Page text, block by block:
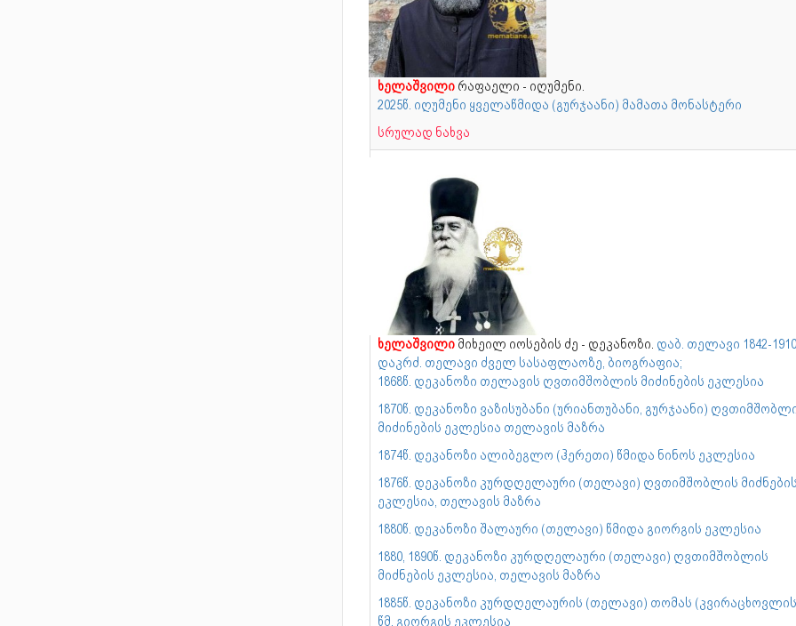
ხელაშვილირაფაელი - იღუმენი.
2025წ. იღუმენი ყველაწმიდა (გურჯაანი) მამათა მონასტერი
სრულად ნახვა
ხელაშვილიმიხეილ იოსების ძე - დეკანოზი. დაბ. თელავი 1842-
დაკრძ. თელავი ძველ სასაფლაოზე, ბიოგრაფია;
1868წ. დეკანოზი თელავის ღვთიმშობლის მიძინების ეკლესია
1870წ. დეკანოზი ვაზისუბანი (ურიანთუბანი, გურჯაანი)
მიძინების ეკლესია თელავის მაზრა
1874წ. დეკანოზი ალიბეგლო (ჰერეთი) წმიდა ნინოს ეკლესია
1876წ. დეკანოზი კურდღელაური (თელავი) ღვთიმშობლის
ეკლესია, თელავის მაზრა
1880წ. დეკანოზი შალაური (თელავი) წმიდა გიორგის ეკლესია
1880, 1890წ. დეკანოზი კურდღელაური (თელავი) ღვთიმშობლის
მიძნების ეკლესია, თელავის მაზრა
1885წ. დეკანოზი კურდღელაურის (თელავი) თომას
წმ. გიორგის ეკლესია